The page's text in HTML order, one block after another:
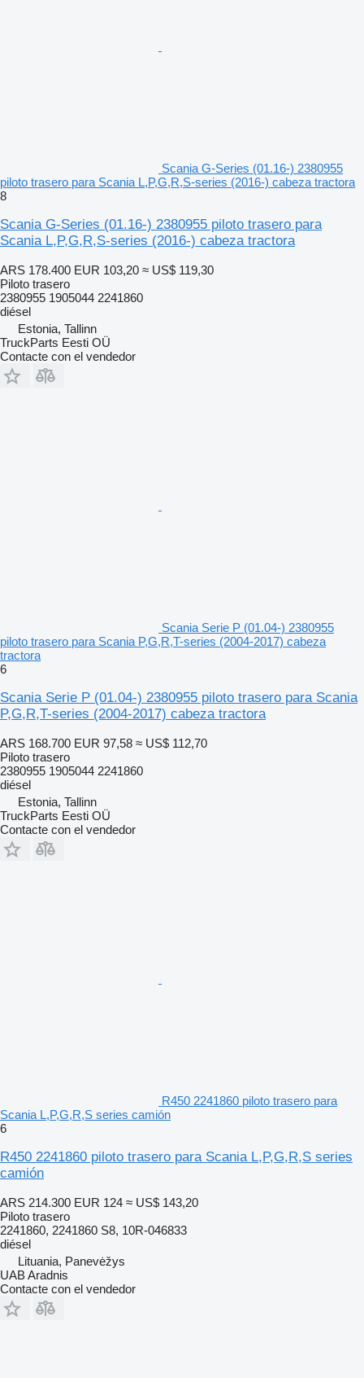
Scania G-Series (01.16-) 2380955
piloto trasero para Scania L,P,G,R,S-series (2016-) cabeza tractora
8
Scania G-Series (01.16-) 2380955 piloto trasero para
Scania L,P,G,R,S-series (2016-) cabeza tractora
ARS 178.400 EUR 103,20 ≈ US$ 119,30
Piloto trasero
2380955 1905044 2241860
diésel
Estonia, Tallinn
TruckParts Eesti OÜ
Contacte con el vendedor
Scania Serie P (01.04-) 2380955
piloto trasero para Scania P,G,R,T-series (2004-2017) cabeza
tractora
6
Scania Serie P (01.04-) 2380955 piloto trasero para Scania
P,G,R,T-series (2004-2017) cabeza tractora
ARS 168.700 EUR 97,58 ≈ US$ 112,70
Piloto trasero
2380955 1905044 2241860
diésel
Estonia, Tallinn
TruckParts Eesti OÜ
Contacte con el vendedor
R450 2241860 piloto trasero para
Scania L,P,G,R,S series camión
6
R450 2241860 piloto trasero para Scania L,P,G,R,S series
camión
ARS 214.300 EUR 124 ≈ US$ 143,20
Piloto trasero
2241860, 2241860 S8, 10R-046833
diésel
Lituania, Panevėžys
UAB Aradnis
Contacte con el vendedor